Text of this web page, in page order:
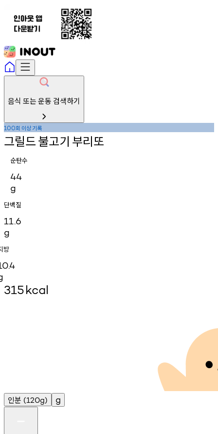
음식 또는 운동 검색하기
100회 이상기록
그릴드불고기 부리또
순탄수
44
g
단백질
11.6
g
방
315kcal
인분 (120g) g